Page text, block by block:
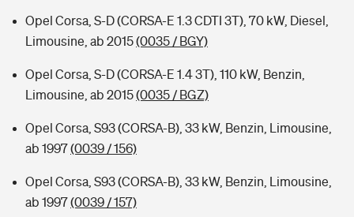
Opel Corsa, S-D (CORSA-E 1.3 CDTI 3T), 70 kW, Diesel,
Limousine, ab 2015(0035 / BGY)
Opel Corsa, S-D (CORSA-E 1.4 3T), 110 kW, Benzin,
Limousine, ab 2015(0035 / BGZ)
Opel Corsa, S93 (CORSA-B), 33 kW, Benzin, Limousine,
ab 1997(0039 / 156)
Opel Corsa, S93 (CORSA-B), 33 kW, Benzin, Limousine,
ab 1997(0039 / 157)